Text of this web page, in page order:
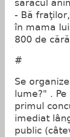
săracul
- Bă
în mama
800 de
#
Se
lume?" .
primul
imediat
public